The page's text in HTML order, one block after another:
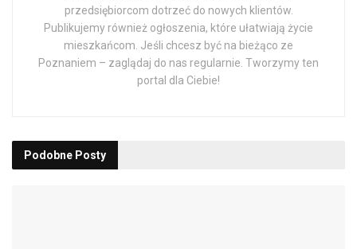
przedsiębiorcom dotrzeć do nowych klientów.
Publikujemy również ogłoszenia, które ułatwiają życie
mieszkańcom. Jeśli chcesz być na bieżąco ze
Poznaniem – zaglądaj do nas regularnie. Tworzymy ten
portal dla Ciebie!
Podobne Posty